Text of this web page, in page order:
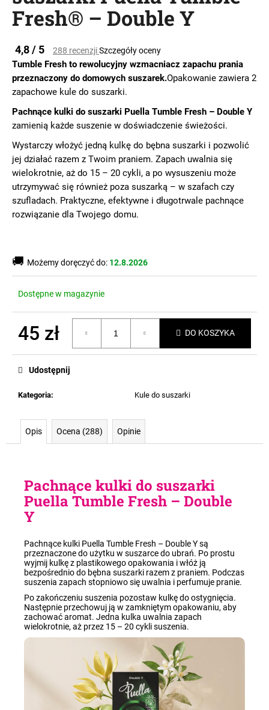
Fresh® – Double Y
Średnia
ocena
produktu
wynosi
0,0
5
gwiazdek.
4,8 / 5 288 recenzjiSzczegóły oceny
Tumble Fresh to rewolucyjny wzmacniacz zapachu prania
przeznaczony do domowych suszarek.Opakowanie zawiera 2
zapachowe kule do suszarki.
Pachnące kulki do suszarki Puella Tumble Fresh – Double Y
zamienią każde suszenie w doświadczenie świeżości.
Wystarczy włożyć jedną kulkę do bębna suszarki i pozwolić
jej działać razem z Twoim praniem. Zapach uwalnia się
wielokrotnie, aż do 15 – 20 cykli, a po wysuszeniu może
utrzymywać się również poza suszarką – w szafach czy
szufladach. Praktyczne, efektywne i długotrwale pachnące
rozwiązanie dla Twojego domu.
🚚 Możemy doręczyć do: 12.8.2026
Dostępne w magazynie
45 zł DO KOSZYKA
Kategoria: Kule do suszarki
Udostępnij
Opis Ocena (288) Opinie
Pachnące kulki do suszarki
Puella Tumble Fresh – Double
Y
Pachnące kulki Puella Tumble Fresh – Double Y są
przeznaczone do użytku w suszarce do ubrań. Po prostu
wyjmij kulkę z plastikowego opakowania i włóż ją
bezpośrednio do bębna suszarki razem z praniem. Podczas
suszenia zapach stopniowo się uwalnia i perfumuje pranie.
Po zakończeniu suszenia pozostaw kulkę do ostygnięcia.
Następnie przechowuj ją w zamkniętym opakowaniu, aby
zachować aromat. Jedna kulka uwalnia zapach
wielokrotnie, aż przez 15 – 20 cykli suszenia.
SZUKAJ
P
o
l
e
c
a
m
y